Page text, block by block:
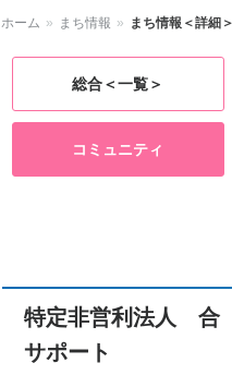
ホーム » まち情報 » まち情報＜詳細＞
総合＜一覧＞
コミュニティ
特定非営利法人 合
サポート